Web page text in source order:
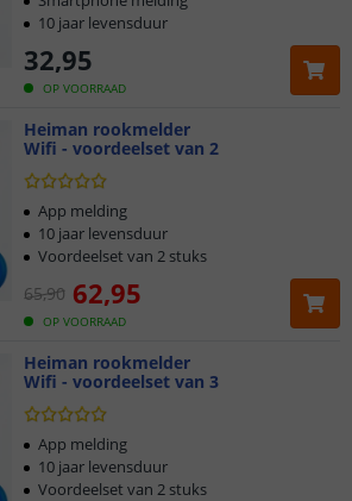
OP VOORRAAD
32,95
10 jaar levensduur
Heiman rookmelder
Wifi - voordeelset van 2
OP VOORRAAD
65,90 62,95
App melding
10 jaar levensduur
Voordeelset van 2 stuks
Heiman rookmelder
Wifi - voordeelset van 3
App melding
10 jaar levensduur
Voordeelset van 2 stuks